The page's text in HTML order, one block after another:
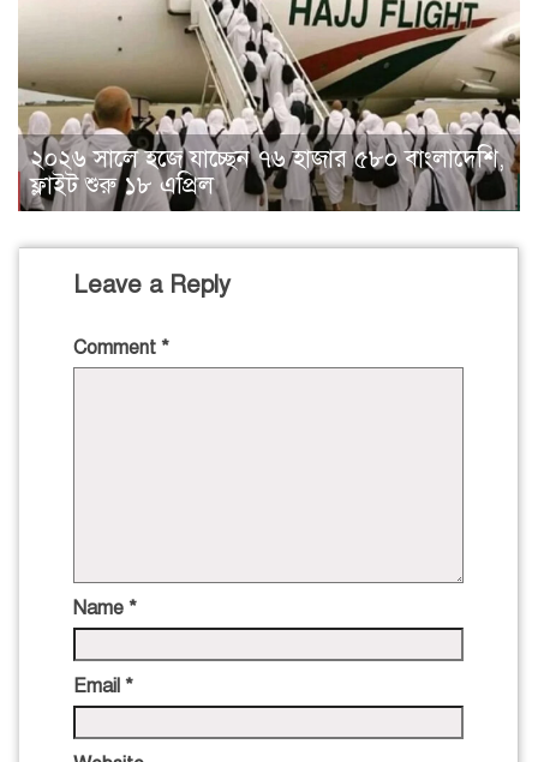
২০২৬ সালে হজে যাচ্ছেন ৭৬ হাজার ৫৮০ বাংলাদেশি,
ফ্লাইট শুরু ১৮ এপ্রিল
Leave a Reply
Comment *
Name *
Email *